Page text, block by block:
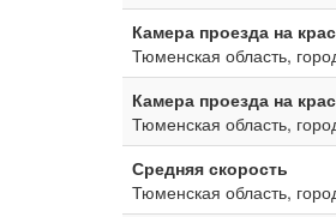
Камера проезда на
Тюменская область,
Камера проезда на
Тюменская область,
Средняя скорость
Тюменская область,